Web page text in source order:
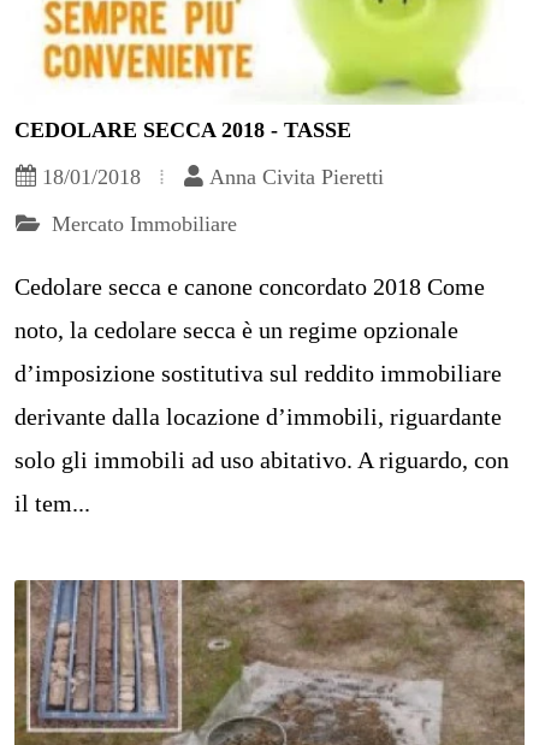
CEDOLARE SECCA 2018 - TASSE
18/01/2018
Anna Civita Pieretti
Mercato Immobiliare
Cedolare secca e canone concordato 2018 Come
noto, la cedolare secca è un regime opzionale
d’imposizione sostitutiva sul reddito immobiliare
derivante dalla locazione d’immobili, riguardante
solo gli immobili ad uso abitativo. A riguardo, con
il tem...